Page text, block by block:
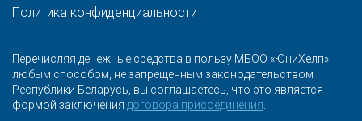
Политика конфиденциальности
Перечисляя денежные средства в пользу МБОО «ЮниХелп»
любым способом, не запрещенным законодательством
Республики Беларусь, вы соглашаетесь, что это является
формой заключения договора присоединения